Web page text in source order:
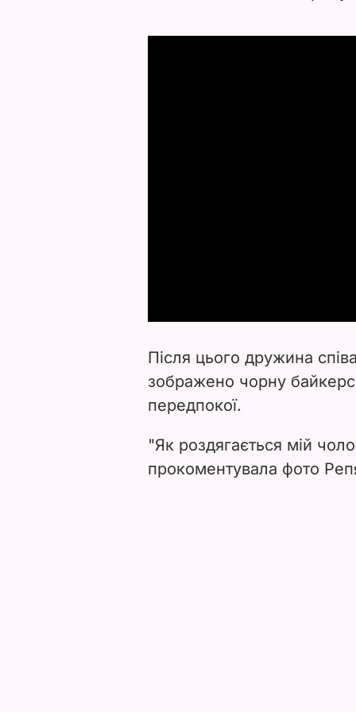
Після цього дружина
зображено чорну
передпокої.
"Як роздягається мій
прокоментувала фото